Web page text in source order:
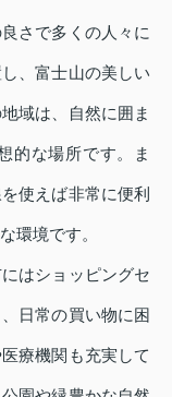
さで多くの人々に
、富士山の美しい
域は、自然に囲ま
的な場所です。ま
使えば非常に便利
環境です。
はショッピングセ
日常の買い物に困
療機関も充実して